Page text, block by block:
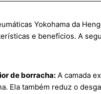
Yokohama da
e benefícios. A
de borracha: A camada
Ela também reduz o